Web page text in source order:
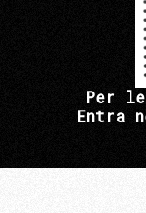
Per
Entra